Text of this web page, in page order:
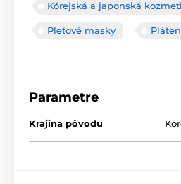
Kórejská a japonská
Pleťové masky
Parametre
Krajina pôvodu